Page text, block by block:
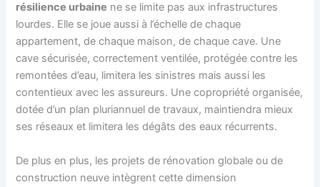
résilience urbaine ne se limite pas aux infrastructures
lourdes. Elle se joue aussi à l’échelle de chaque
appartement, de chaque maison, de chaque cave. Une
cave sécurisée, correctement ventilée, protégée contre les
remontées d’eau, limitera les sinistres mais aussi les
contentieux avec les assureurs. Une copropriété organisée,
dotée d’un plan pluriannuel de travaux, maintiendra mieux
ses réseaux et limitera les dégâts des eaux récurrents.
De plus en plus, les projets de rénovation globale ou de
construction neuve intègrent cette dimension